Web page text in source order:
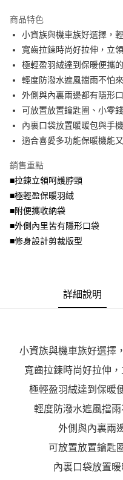
流程，驗證手機門號後，選擇欲
成交易。
3.實際核准額度、可分期數及費
4.訂單成立30分鐘內，如未前往
法說明評估內容。
【繳款方式說明】
1.分期款項不併入電信帳單，「
醒簡訊。
2.透過簡訊連結打開帳單後，可
帳／街口支付／iPASS MONEY」
【注意事項】
用戶於交易時，得透過本服務購
買賣價金債權讓與本公司後，依
資料（包含姓名、電話或地址）
由本公司與您本人進行分期帳單
3.完整用戶服務條款，請詳閱以下
【關於「AFTEE先享後付」】
AFTEE先享後付是「在收到商品
便利好安心！
１．簡單：不需註冊會員、不需
２．便利：只要手機號碼，簡訊
３．安心：先確認商品／服務後
【「AFTEE先享後付」結帳流程
１．於結帳方式選擇「AFTEE先
結帳頁面，進行簡訊認證並確認
２．訂單成立數日內，您將收到繳
３．收到繳費通知簡訊後14天內
※ 請注意：結帳手續完成當下不
購買商品的店家。未經商家同意
後付繳納相關費用。
※ 交易是否成功請以「AFTEE先
是否繳費成功／繳費後需取消欲
客戶支援中心」
【注意事項】
https://aftee.tw/terms/#terms3
時審查核予不同之上限額度；若
請求用戶進行身份認證。
５．嚴禁一人註冊多個帳號或使
ATM付款
全家取貨付款
每筆NT$70，滿NT$699(含以
付款後全家取貨
每筆NT$70，滿NT$799(含以
付款後7-11取貨
每筆NT$70，滿NT$699(含以
宅配
商品特色
小資族與機車族好選擇，
寬齒拉鍊時尚好拉伸，立
極輕盈羽絨達到保暖便攜
輕度防潑水遮風擋雨不怕
外側與內裏兩邊都有隱形
可放置放置鑰匙圈、小零
內裏口袋放置暖暖包與手
適合喜愛多功能保暖機能
銷售重點
■拉鍊立領呵護脖頸
■極輕盈保暖羽絨
■附便攜收納袋
■外側內里皆有隱形口袋
■修身設計剪裁版型
詳細說明
小資族與機車族好選擇
寬齒拉鍊時尚好拉伸
極輕盈羽絨達到保暖
輕度防潑水遮風擋
外側與內裏兩
可放置放置鑰匙
內裏口袋放置